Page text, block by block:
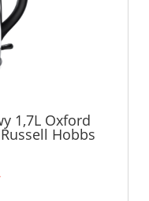
1,7L Oxford
Hobbs